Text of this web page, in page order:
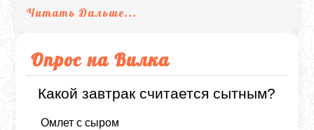
Читать Дальше...
Опрос на Вилка
Какой завтрак считается сытным?
Омлет с сыром